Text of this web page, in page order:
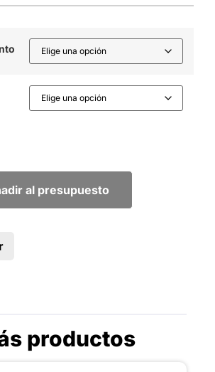
al presupuesto
productos